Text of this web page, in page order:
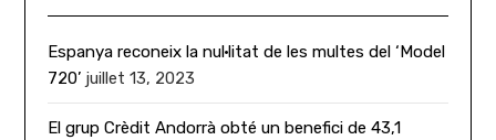
Espanya reconeix la nul·litat de les multes del ‘Model
720’ juillet 13, 2023
El grup Crèdit Andorrà obté un benefici de 43,1